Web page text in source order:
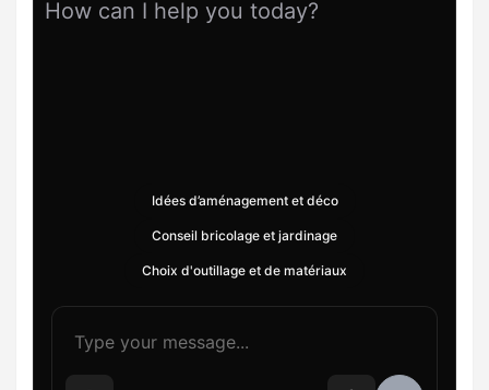
How can I help you today?
Idées d’aménagement et déco
Conseil bricolage et jardinage
Choix d'outillage et de matériaux